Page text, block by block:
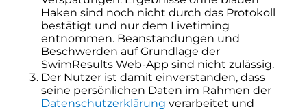
Haken sind noch nicht durch das Protokoll
bestätigt und nur dem Livetiming
entnommen. Beanstandungen und
Beschwerden auf Grundlage der
SwimResults Web-App sind nicht zulässig.
Der Nutzer ist damit einverstanden, dass
seine persönlichen Daten im Rahmen der
Datenschutzerklärung verarbeitet und